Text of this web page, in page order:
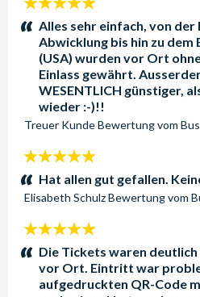
5
Sterne:Alles sehr einfach, von
Abwicklung bis hin zu
(USA) wurden vor Ort
Einlass gewährt.
WESENTLICH günstiger,
wieder :-)!!
Treuer KundeBewertung vom
5
Sterne:
Hat allen gut gefallen.
Elisabeth SchulzBewertung vom
5
Sterne:Die Tickets waren
vor Ort. Eintritt war
aufgedruckten QR-Code